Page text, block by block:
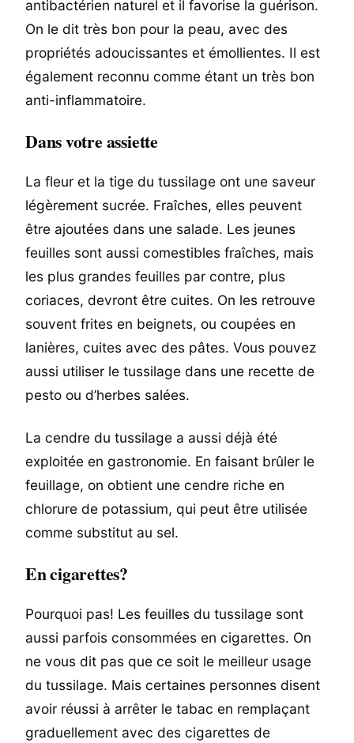
antibactérien naturel et il favorise la guérison.
On le dit très bon pour la peau, avec des
propriétés adoucissantes et émollientes. Il est
également reconnu comme étant un très bon
anti-inflammatoire.
Dans votre assiette
La fleur et la tige du tussilage ont une saveur
légèrement sucrée. Fraîches, elles peuvent
être ajoutées dans une salade. Les jeunes
feuilles sont aussi comestibles fraîches, mais
les plus grandes feuilles par contre, plus
coriaces, devront être cuites. On les retrouve
souvent frites en beignets, ou coupées en
lanières, cuites avec des pâtes. Vous pouvez
aussi utiliser le tussilage dans une recette de
pesto ou d’herbes salées.
La cendre du tussilage a aussi déjà été
exploitée en gastronomie. En faisant brûler le
feuillage, on obtient une cendre riche en
chlorure de potassium, qui peut être utilisée
comme substitut au sel.
En cigarettes?
Pourquoi pas! Les feuilles du tussilage sont
aussi parfois consommées en cigarettes. On
ne vous dit pas que ce soit le meilleur usage
du tussilage. Mais certaines personnes disent
avoir réussi à arrêter le tabac en remplaçant
graduellement avec des cigarettes de